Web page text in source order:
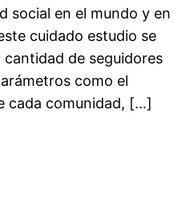
social en el mundo y en
cuidado estudio se
de seguidores
como el
cada comunidad, […]